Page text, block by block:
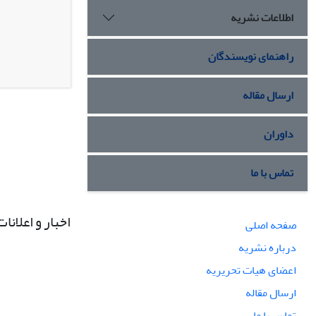
اطلاعات نشریه
راهنمای نویسندگان
ارسال مقاله
داوران
تماس با ما
صفحه اصلی
درباره نشریه
اعضای هیات تحریریه
ارسال مقاله
اخبار و